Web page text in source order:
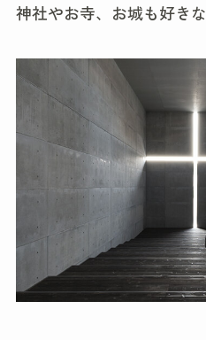
神社やお寺、お城も好き